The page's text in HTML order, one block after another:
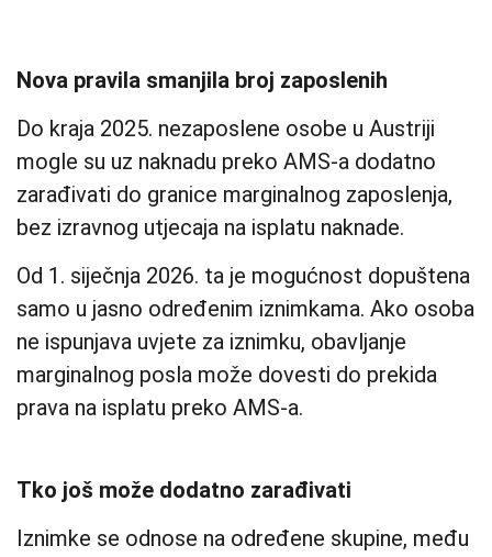
Nova pravila smanjila broj zaposlenih
Do kraja 2025. nezaposlene osobe u Austriji
mogle su uz naknadu preko AMS-a dodatno
zarađivati do granice marginalnog zaposlenja,
bez izravnog utjecaja na isplatu naknade.
Od 1. siječnja 2026. ta je mogućnost dopuštena
samo u jasno određenim iznimkama. Ako osoba
ne ispunjava uvjete za iznimku, obavljanje
marginalnog posla može dovesti do prekida
prava na isplatu preko AMS-a.
Tko još može dodatno zarađivati
Iznimke se odnose na određene skupine, među